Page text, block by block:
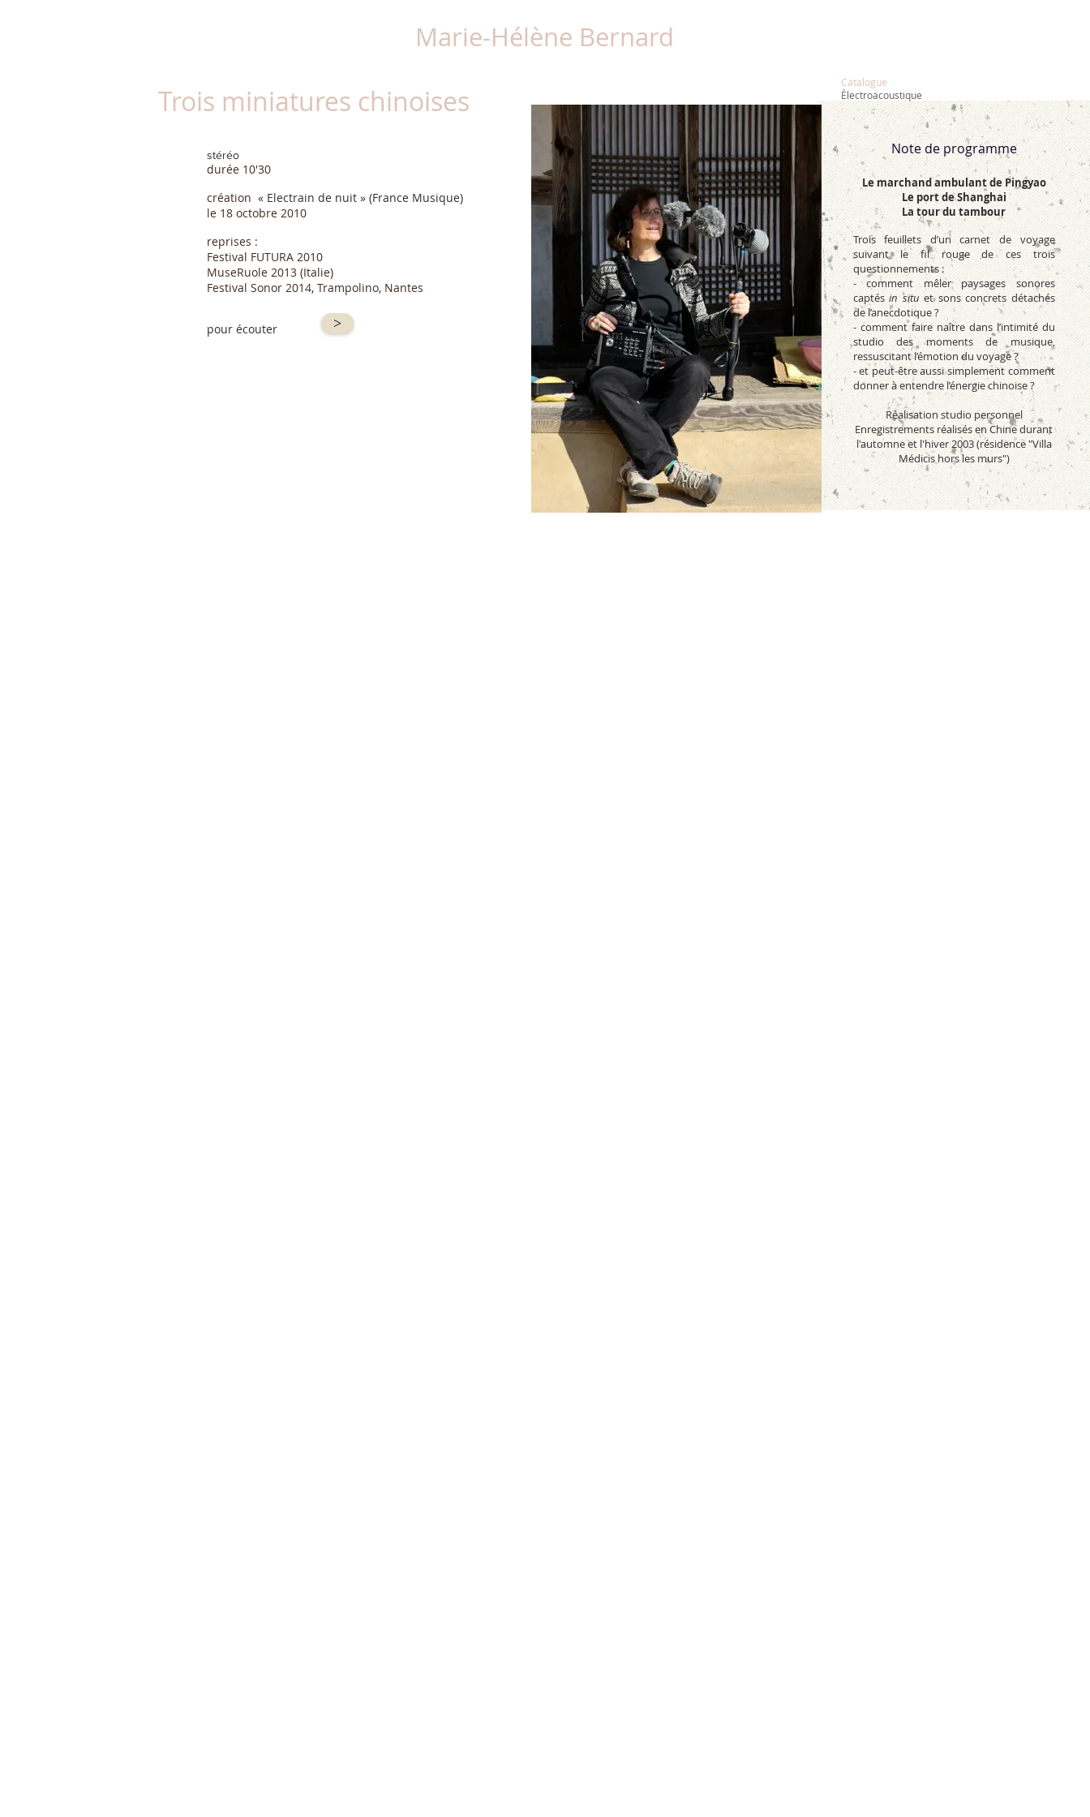
Marie-Hélène Bernard
Trois miniatures chinoises
stéréo
durée 10'30
création « Electrain de nuit » (France Musique)
le 18 octobre 2010
reprises :
Festival FUTURA 2010
MuseRuole 2013 (Italie)
Festival Sonor 2014, Trampolino, Nantes
pour écouter >
Note de programme
Le marchand ambulant de Pingyao
Le port de Shanghai
La tour du tambour
Trois feuillets d’un carnet de voyage
suivant le fil rouge de ces trois
questionnements :
- comment mêler paysages sonores
captésin situet sons concrets détachés
de l’anecdotique ?
- comment faire naître dans l’intimité du
studio des moments de musique,
ressuscitant l’émotion du voyage ?
- et peut-être aussi simplement comment
donner à entendre l’énergie chinoise ?
Réalisation studio personnel
Enregistrements réalisés en Chine durant
l'automne et l'hiver 2003 (résidence "Villa
Médicis hors les murs")
Catalogue
Électroacoustique